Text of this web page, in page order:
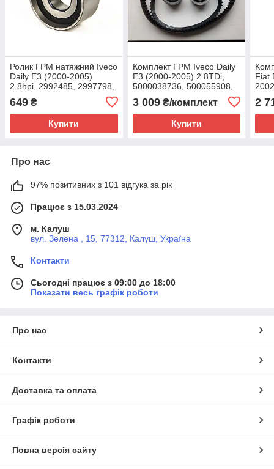
Ролик ГРМ натяжний Iveco
Daily E3 (2000-2005)
2.8hpi, 2992485, 2997798,
649 ₴
Купити
Комплект ГРМ Iveco Daily
E3 (2000-2005) 2.8TDi,
5000038736, 500055908,
99456477, INA, Німеччина
3 009₴/комплект
Купити
Fiat
2
Про нас
97% позитивних з 101 відгука за рік
Працює з 15.03.2024
м. Калуш
вул. Зелена , 15, 77312, Калуш, Україна
Контакти
Сьогодні працює з 09:00 до 18:00
Показати весь графік роботи
Про нас
Контакти
Доставка та оплата
Графік роботи
Повна версія сайту